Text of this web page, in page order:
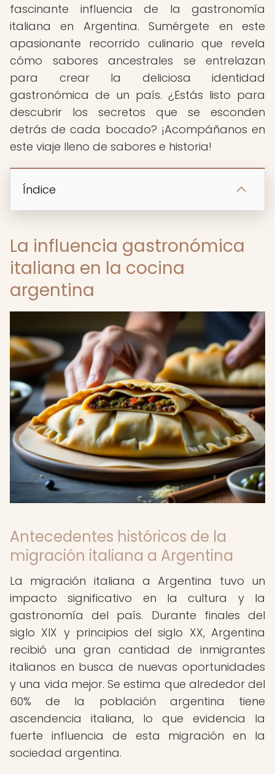
fascinante influencia de la gastronomía
italiana en Argentina. Sumérgete en este
apasionante recorrido culinario que revela
cómo sabores ancestrales se entrelazan
para crear la deliciosa identidad
gastronómica de un país. ¿Estás listo para
descubrir los secretos que se esconden
detrás de cada bocado? ¡Acompáñanos en
este viaje lleno de sabores e historia!
Índice
La influencia gastronómica
italiana en la cocina
argentina
Antecedentes históricos de la
migración italiana a Argentina
La migración italiana a Argentina tuvo un
impacto significativo en la cultura y la
gastronomía del país. Durante finales del
siglo XIX y principios del siglo XX, Argentina
recibió una gran cantidad de inmigrantes
italianos en busca de nuevas oportunidades
y una vida mejor. Se estima que alrededor del
60% de la población argentina tiene
ascendencia italiana, lo que evidencia la
fuerte influencia de esta migración en la
sociedad argentina.